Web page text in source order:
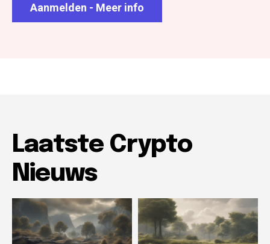
Aanmelden - Meer info
Laatste Crypto
Nieuws